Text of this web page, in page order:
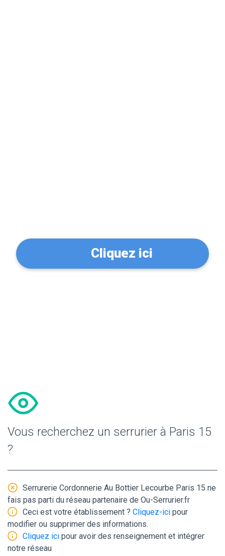
Cliquez ici
Vous recherchez un serrurier à Paris 15
?
Serrurerie Cordonnerie Au Bottier Lecourbe Paris 15 ne
fais pas parti du réseau partenaire de Ou-Serrurier.fr
Ceci est votre établissement ? Cliquez-ici pour
modifier ou supprimer des informations.
Cliquez ici pour avoir des renseignement et intégrer
notre réseau